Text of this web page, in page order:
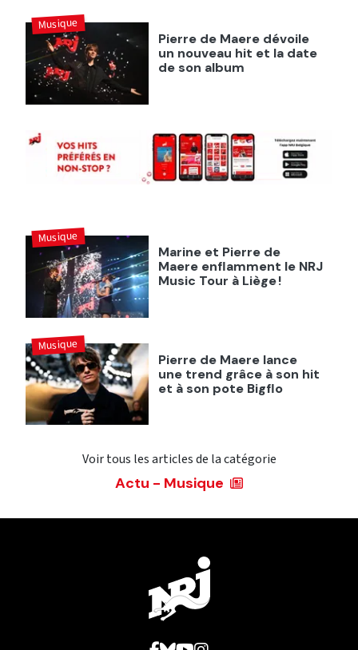
Pierre de Maere dévoile
un nouveau hit et la date
de son album
Musique
Marine et Pierre de
Maere enflamment le NRJ
Music Tour à Liège !
Musique
Pierre de Maere lance
une trend grâce à son hit
et à son pote Bigflo
Musique
Voir tous les articles de la catégorie
Actu - Musique